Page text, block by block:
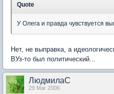
Quote
У Олега и правда чувствуется
Нет, не выправка, а
ВУз-то был политический...
ЛюдмилаС
29 Mar 2006